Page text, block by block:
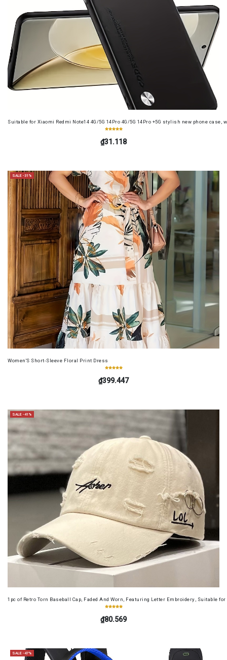
Suitable for Xiaomi Redmi Note14 4G/5G 14Pro 4G/5G 14Pro +5G stylish new phone
₫31.118
SALE -31%
Women'S Short-Sleeve Floral Print Dress
₫399.447
SALE -41%
1pc of Retro Torn Baseball Cap, Faded And Worn, Featuring Letter Embroidery, Suitable
₫80.569
SALE -47%